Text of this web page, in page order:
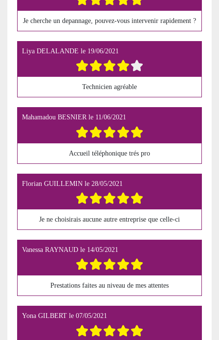
Je cherche un depannage, pouvez-vous intervenir rapidement ?
Liya DELALANDE le 19/06/2021
Technicien agréable
Mahamadou BESNIERle 11/06/2021
Accueil téléphonique trés pro
Florian GUILLEMIN le 28/05/2021
Je ne choisirais aucune autre entreprise que celle-ci
Vanessa RAYNAUD le 14/05/2021
Prestations faites au niveau de mes attentes
Yona GILBERT le 07/05/2021